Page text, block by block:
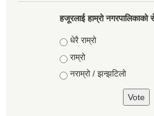
हजूरलाई हाम्रो नगरपालिकाको
Choices
धेरै राम्रो
राम्रो
नराम्रो / झन्झटिलो